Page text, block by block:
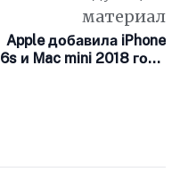
материал
Apple добавила iPhone
6s и Mac mini 2018 года